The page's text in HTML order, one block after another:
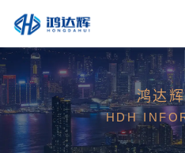
鸿达
HDH